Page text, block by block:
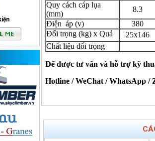
Quy cách cáp lụa
(mm)
8.3
Điện áp (v)
380
Đối trọng (kg) x Quả
25x146
Chất liệu đối trọng
Để được tư vấn và hỗ trợ kỹ
Hotline / WeChat / WhatsApp /